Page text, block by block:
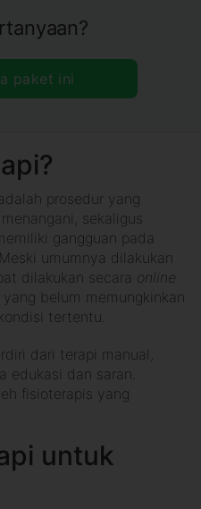
paket ini
prosedur yang
sekaligus
gangguan pada
umumnya dilakukan
dilakukan secara online
belum memungkinkan
tertentu.
dari terapi manual,
edukasi dan saran.
fisioterapis yang
untuk